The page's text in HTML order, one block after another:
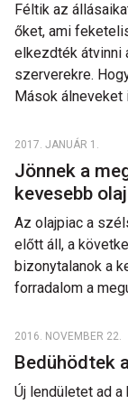
Féltik az
őket, ami
elkezdték átvinni
szerverekre.
Mások álneveket
2017. JANUÁR 1.
Jönnek a
kevesebb
Az olajpiac a
előtt áll, a
bizonytalanok a
forradalom a
2016. NOVEMBER 22.
Bedühödtek
Új lendületet ad